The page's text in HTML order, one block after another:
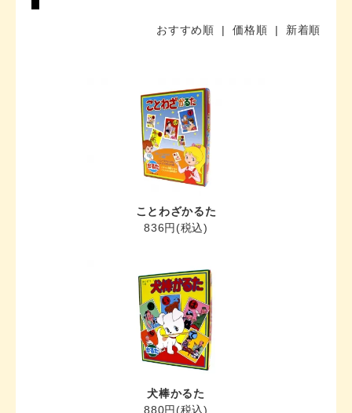
おすすめ順 | 価格順 | 新着順
ことわざかるた
836円(税込)
犬棒かるた
880円(税込)